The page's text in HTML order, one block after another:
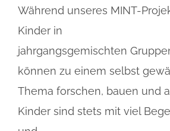
Während unseres MINT-
Kinder in
jahrgangsgemischten
können zu einem selbst
Thema forschen, bauen und
Kinder sind stets mit viel